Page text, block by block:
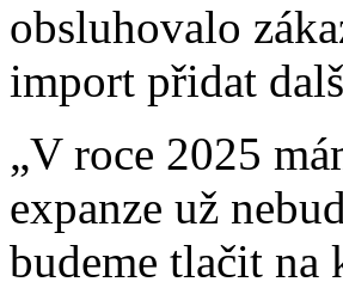
obsluhovalo
import přidat
„V roce 2025
expanze už
budeme tlačit na